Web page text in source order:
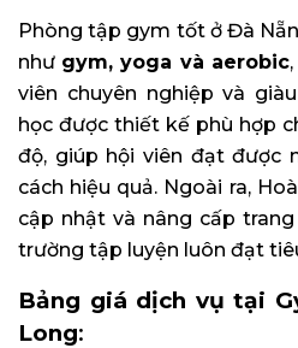
Phòng tập gym tốt ở Đà
như gym, yoga và aerobic
viên chuyên nghiệp và
học được thiết kế phù hợp
độ, giúp hội viên đạt được
cách hiệu quả. Ngoài ra,
cập nhật và nâng cấp
trường tập luyện luôn đạt
Bảng giá dịch vụ tại
Long: